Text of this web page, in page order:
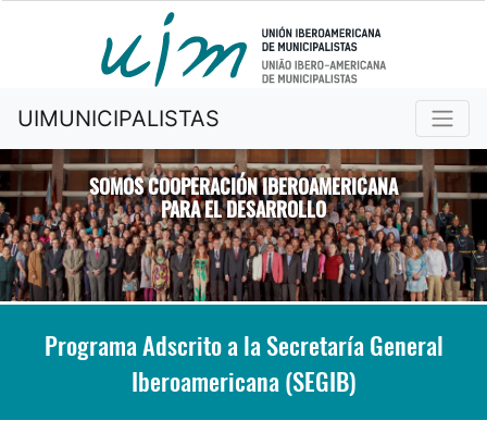
UIMUNICIPALISTAS
SOMOS COOPERACIÓN IBEROAMERICANA
PARA EL DESARROLLO
Previous Next
Programa Adscrito a la Secretaría General
Iberoamericana (SEGIB)